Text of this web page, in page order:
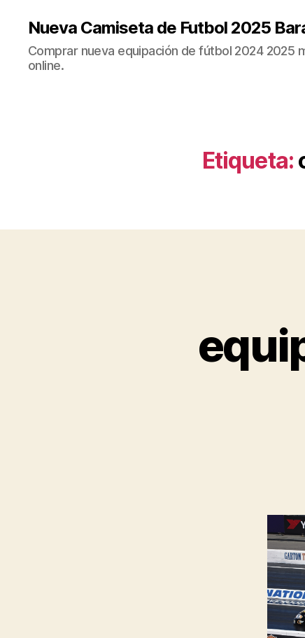
Nueva Camiseta de Futbol 2025
Comprar nueva equipación de fútbol 2024 2025
online.
Etiqueta: